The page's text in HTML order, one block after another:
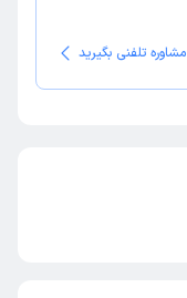
مشاوره تلفنی بگیرید